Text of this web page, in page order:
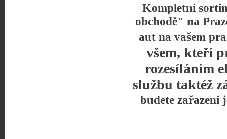
Kompletní
obchodě" na
aut na vašem
všem, kteří
rozesíláním
službu taktéž
budete zařazeni